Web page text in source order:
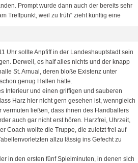
Prompt wurde dann auch der bereits sehr
Treffpunkt, weil zu früh“ zieht künftig eine
Uhr sollte Anpfiff in der Landeshauptstadt sein
Derweil, es half alles nichts und der knapp
St. Arnual, deren bloße Existenz unter
genug Hallen hätte.
Interieur und einen griffigen und sauberen
Harz hier nicht gern gesehen ist, wenngleich
ließen, dass ihnen des Handballers
auch gar nicht erst hören. Harzfrei, Uhrzeit,
Coach wollte die Truppe, die zuletzt frei auf
allzu lässig ins Gefecht zu
in den ersten fünf Spielminuten, in denen sich